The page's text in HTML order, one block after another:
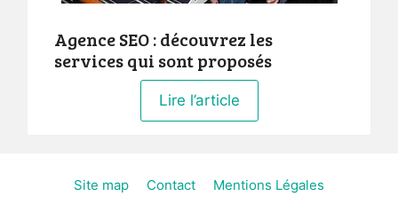
Agence SEO : découvrez les
services qui sont proposés
Lire l’article
Site map Contact
Mentions Légales